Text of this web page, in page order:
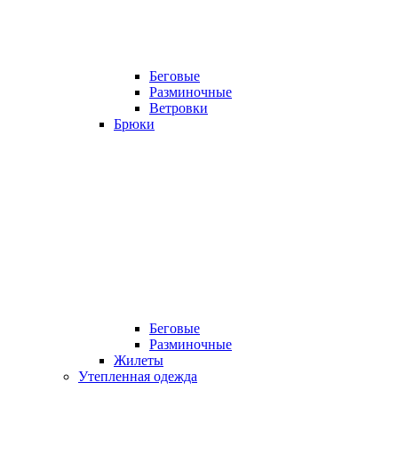
Беговые
Разминочные
Ветровки
Брюки
Беговые
Разминочные
Жилеты
Утепленная одежда